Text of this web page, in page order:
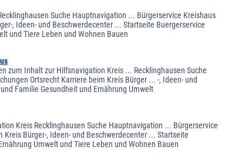
Suche Hauptnavigation ... Bürgerservice Kreishaus
, Ideen- und Beschwerdecenter ... Startseite Buergerservice
und Tiere Leben und Wohnen Bauen
zum Inhalt zur Hilfsnavigation Kreis ... Recklinghausen Suche
Ortsrecht Karriere beim Kreis Bürger ... -, Ideen- und
Familie Gesundheit und Ernährung Umwelt
Kreis Recklinghausen Suche Hauptnavigation ... Bürgerservice
Bürger-, Ideen- und Beschwerdecenter ... Startseite
Umwelt und Tiere Leben und Wohnen Bauen